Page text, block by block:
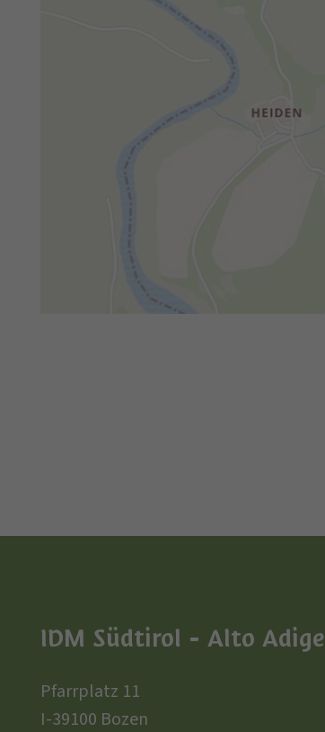
IDM Südtirol - Alto Adige
Pfarrplatz 11
I-39100 Bozen